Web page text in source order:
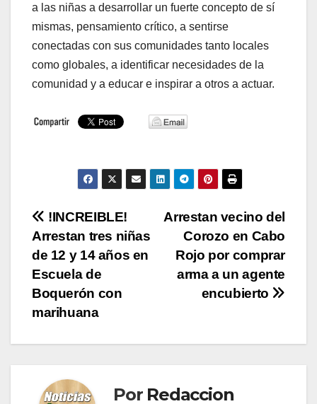
a las niñas a desarrollar un fuerte concepto de sí
mismas, pensamiento crítico, a sentirse
conectadas con sus comunidades tanto locales
como globales, a identificar necesidades de la
comunidad y a educar e inspirar a otros a actuar.
Navegación
de
entradas
Arrestan vecino del
Corozo en Cabo
Rojo por comprar
arma a un agente
encubierto
!INCREIBLE!
Arrestan tres niñas
de 12 y 14 años en
Escuela de
Boquerón con
marihuana
Por Redaccion